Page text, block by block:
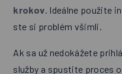
krokov. Ideálne použite
ste si problém všimli.
Ak sa už nedokážete
služby a spustite proces